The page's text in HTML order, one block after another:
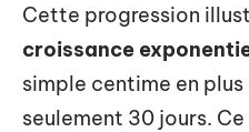
Cette progression
croissance
simple centime en plus
seulement 30 jours.